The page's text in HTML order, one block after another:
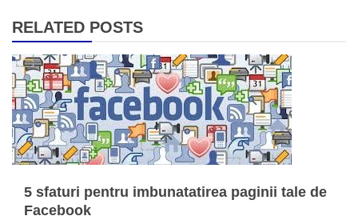
RELATED POSTS
5 sfaturi pentru imbunatatirea paginii tale de
Facebook